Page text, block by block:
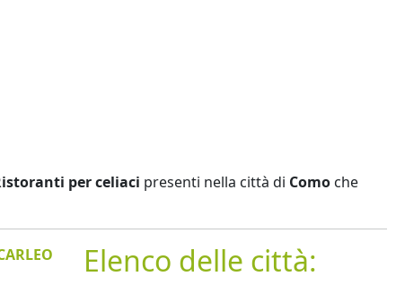
per celiaci presenti nella città di Como che
Elenco delle città: